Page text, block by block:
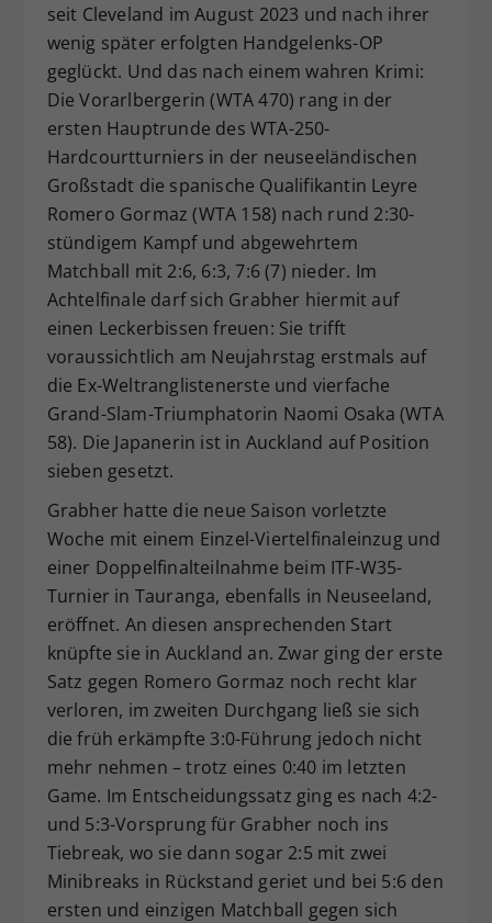
seit Cleveland im August 2023 und nach ihrer
wenig später erfolgten Handgelenks-OP
geglückt. Und das nach einem wahren Krimi:
Die Vorarlbergerin (WTA 470) rang in der
ersten Hauptrunde des WTA-250-
Hardcourtturniers in der neuseeländischen
Großstadt die spanische Qualifikantin Leyre
Romero Gormaz (WTA 158) nach rund 2:30-
stündigem Kampf und abgewehrtem
Matchball mit 2:6, 6:3, 7:6 (7) nieder. Im
Achtelfinale darf sich Grabher hiermit auf
einen Leckerbissen freuen: Sie trifft
voraussichtlich am Neujahrstag erstmals auf
die Ex-Weltranglistenerste und vierfache
Grand-Slam-Triumphatorin Naomi Osaka (WTA
58). Die Japanerin ist in Auckland auf Position
sieben gesetzt.
Grabher hatte die neue Saison vorletzte
Woche mit einem Einzel-Viertelfinaleinzug und
einer Doppelfinalteilnahme beim ITF-W35-
Turnier in Tauranga, ebenfalls in Neuseeland,
eröffnet. An diesen ansprechenden Start
knüpfte sie in Auckland an. Zwar ging der erste
Satz gegen Romero Gormaz noch recht klar
verloren, im zweiten Durchgang ließ sie sich
die früh erkämpfte 3:0-Führung jedoch nicht
mehr nehmen – trotz eines 0:40 im letzten
Game. Im Entscheidungssatz ging es nach 4:2-
und 5:3-Vorsprung für Grabher noch ins
Tiebreak, wo sie dann sogar 2:5 mit zwei
Minibreaks in Rückstand geriet und bei 5:6 den
ersten und einzigen Matchball gegen sich
Zweck
Dieser Wert speichert Ihre Consent-
Einstellungen. Unter anderem eine
zufällig generierte ID, für die
historische Speicherung Ihrer
vorgenommen Einstellungen, falls der
Webseiten-Betreiber dies eingestellt